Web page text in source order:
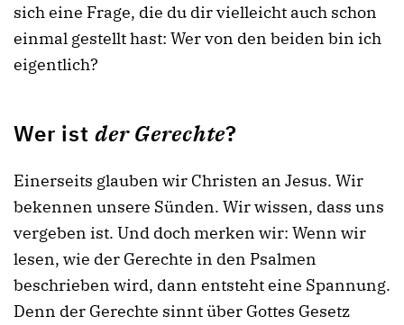
sich eine Frage, die du dir vielleicht auch schon
einmal gestellt hast: Wer von den beiden bin ich
eigentlich?
Wer ist der Gerechte?
Einerseits glauben wir Christen an Jesus. Wir
bekennen unsere Sünden. Wir wissen, dass uns
vergeben ist. Und doch merken wir: Wenn wir
lesen, wie der Gerechte in den Psalmen
beschrieben wird, dann entsteht eine Spannung.
Denn der Gerechte sinnt über Gottes Gesetz